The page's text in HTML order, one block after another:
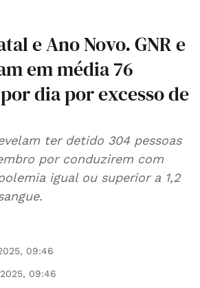
e Ano Novo. GNR e
em média 76
dia por excesso de
ter detido 304 pessoas
por conduzirem com
igual ou superior a 1,2
09:46
09:46